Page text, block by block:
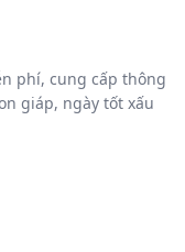
phí, cung cấp thông
giáp, ngày tốt xấu